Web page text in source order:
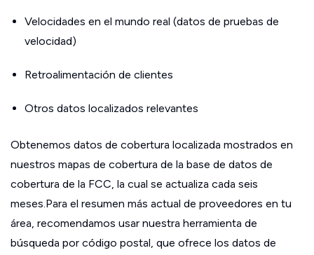
Velocidades en el mundo real (datos de pruebas de
velocidad)
Retroalimentación de clientes
Otros datos localizados relevantes
Obtenemos datos de cobertura localizada mostrados en
nuestros mapas de cobertura de la base de datos de
cobertura de la FCC, la cual se actualiza cada seis
meses.Para el resumen más actual de proveedores en tu
área, recomendamos usar nuestra herramienta de
búsqueda por código postal, que ofrece los datos de